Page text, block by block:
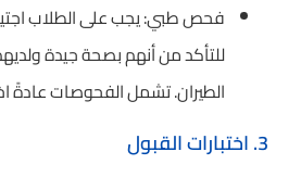
فحص طبي: يجب على الطلاب
للتأكد من أنهم بصحة جيدة
الطيران. تشمل الفحوصات عادةً
3. اختبارات القبول